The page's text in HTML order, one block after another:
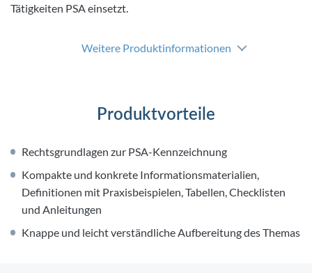
Tätigkeiten PSA einsetzt.
Weitere Produktinformationen
Produktvorteile
Rechtsgrundlagen zur PSA-Kennzeichnung
Kompakte und konkrete Informationsmaterialien,
Definitionen mit Praxisbeispielen, Tabellen, Checklisten
und Anleitungen
Knappe und leicht verständliche Aufbereitung des Themas